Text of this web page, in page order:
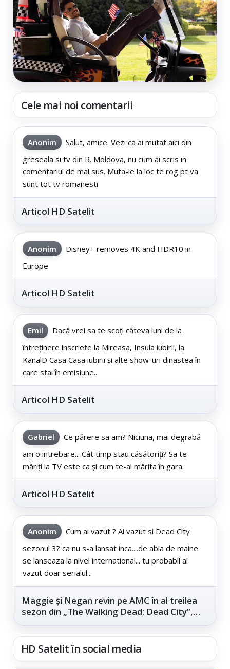
Cele mai noi comentarii
Anonim
Salut, amice. Vezi ca ai mutat aici din
greseala si tv din R. Moldova, nu cum ai scris in
comentariul de mai sus. Muta-le la loc te rog pt va
sunt tot tv romanesti
Articol HD Satelit
Anonim
Disney+ removes 4K and HDR10 in
Europe
Articol HD Satelit
Emil
Dacă vrei sa te scoți câteva luni de la
întreținere inscriete la Mireasa, Insula iubirii, la
KanalD Casa Casa iubirii și alte show-uri dinastea în
care stai în emisiune...
Articol HD Satelit
Gabriel
Ce părere sa am? Niciuna, mai degrabă
am o intrebare... Cât timp stau căsătoriți? Sa te
măriți la TV este ca și cum te-ai mărita în gara.
Articol HD Satelit
Anonim
Cum ai vazut ? Ai vazut si Dead City
sezonul 3? ca nu s-a lansat inca....de abia de maine
se lanseaza la nivel international... tu probabil ai
vazut doar serialul...
Maggie și Negan revin pe AMC în al treilea
sezon din „The Walking Dead: Dead City”,
HD Satelit în social media